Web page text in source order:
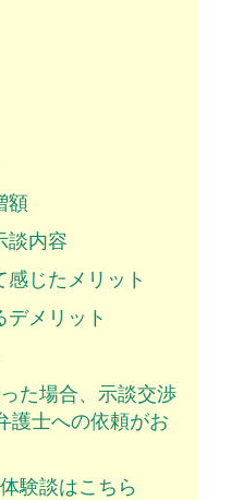
額
談内容
じたメリット
デメリット
た場合、示談交渉
護士への依頼がお
験談はこちら